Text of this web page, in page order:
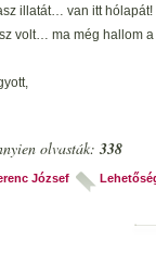
illatát… van itt hólapát!
volt… ma még hallom a
olvasták: 338
József